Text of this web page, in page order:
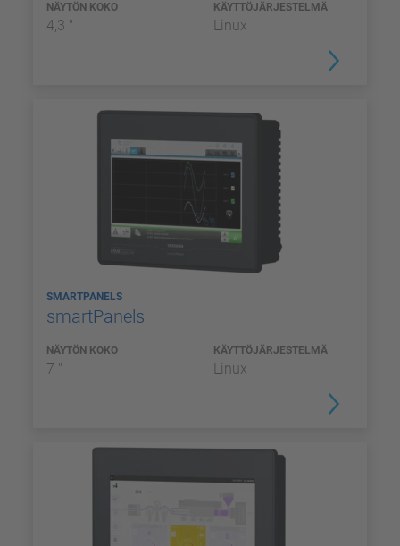
NÄYTÖN KOKO
4,3 "
KÄYTTÖJÄRJESTELMÄ
Linux
SMARTPANELS
smartPanels
NÄYTÖN KOKO
7 "
KÄYTTÖJÄRJESTELMÄ
Linux